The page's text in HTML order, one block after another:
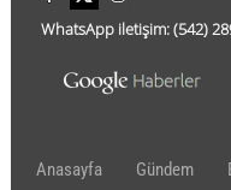
WhatsApp iletişim:(542)
Anasayfa Gündem